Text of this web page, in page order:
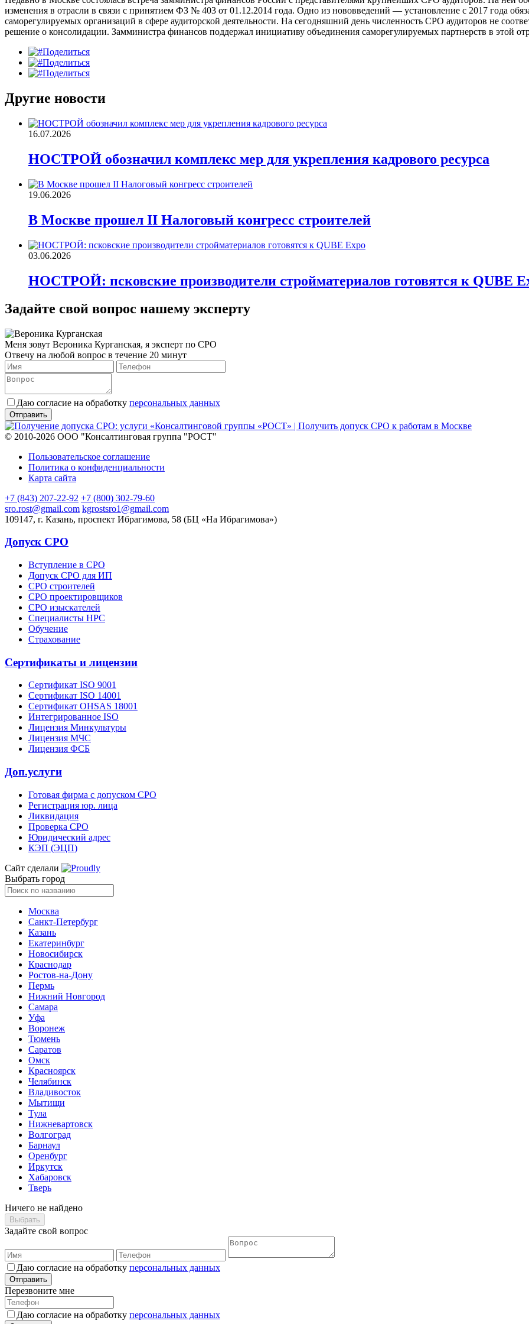
изменения в отрасли в связи с принятием ФЗ № 403 от 01.12.2014 года. Одно из нововведений — установление с 2017 года
саморегулируемых организаций в сфере аудиторской деятельности. На сегодняшний день численность СРО аудиторов не
решение о консолидации. Замминистра финансов поддержал инициативу объединения саморегулируемых партнерств в этой
Поделиться
Поделиться
Поделиться
Другие новости
16.07.2026
НОСТРОЙ обозначил комплекс мер для укрепления кадрового ресурса
19.06.2026
В Москве прошел II Налоговый конгресс строителей
03.06.2026
НОСТРОЙ: псковские производители стройматериалов готовятся к QUBE
Задайте свой вопрос нашему эксперту
Меня зовут Вероника Курганская, я эксперт по СРО
Отвечу на любой вопрос в течение 20 минут
Даю согласие на обработку персональных данных
© 2010-2026 ООО "Консалтинговая группа "РОСТ"
Пользовательское соглашение
Политика о конфиденциальности
Карта сайта
+7 (843) 207-22-92 +7 (800) 302-79-60
sro.rost@gmail.com kgrostsro1@gmail.com
109147, г. Казань, проспект Ибрагимова, 58 (БЦ «На Ибрагимова»)
Допуск СРО
Вступление в СРО
Допуск СРО для ИП
СРО строителей
СРО проектировщиков
СРО изыскателей
Специалисты НРС
Обучение
Страхование
Сертификаты и лицензии
Сертификат ISO 9001
Сертификат ISO 14001
Сертификат OHSAS 18001
Интегрированное ISO
Лицензия Минкультуры
Лицензия МЧС
Лицензия ФСБ
Доп.услуги
Готовая фирма с допуском СРО
Регистрация юр. лица
Ликвидация
Проверка СРО
Юридический адрес
КЭП (ЭЦП)
Сайт сделали
Выбрать город
Москва
Санкт-Петербург
Казань
Екатеринбург
Новосибирск
Краснодар
Ростов-на-Дону
Пермь
Нижний Новгород
Самара
Уфа
Воронеж
Тюмень
Саратов
Омск
Красноярск
Челябинск
Владивосток
Мытищи
Тула
Нижневартовск
Волгоград
Барнаул
Оренбург
Иркутск
Хабаровск
Тверь
Ничего не найдено
Выбрать
Задайте свой вопрос
Даю согласие на обработку персональных данных
Отправить
Перезвоните мне
Даю согласие на обработку персональных данных